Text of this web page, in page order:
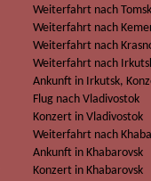
Weiterfahrt nach
Weiterfahrt nach
Weiterfahrt nach
Weiterfahrt nach
Ankunft in Irkutsk,
Flug nach Vladivostok
Konzert in Vladivostok
Weiterfahrt nach
Ankunft in Khabarovsk
Konzert in Khabarovsk